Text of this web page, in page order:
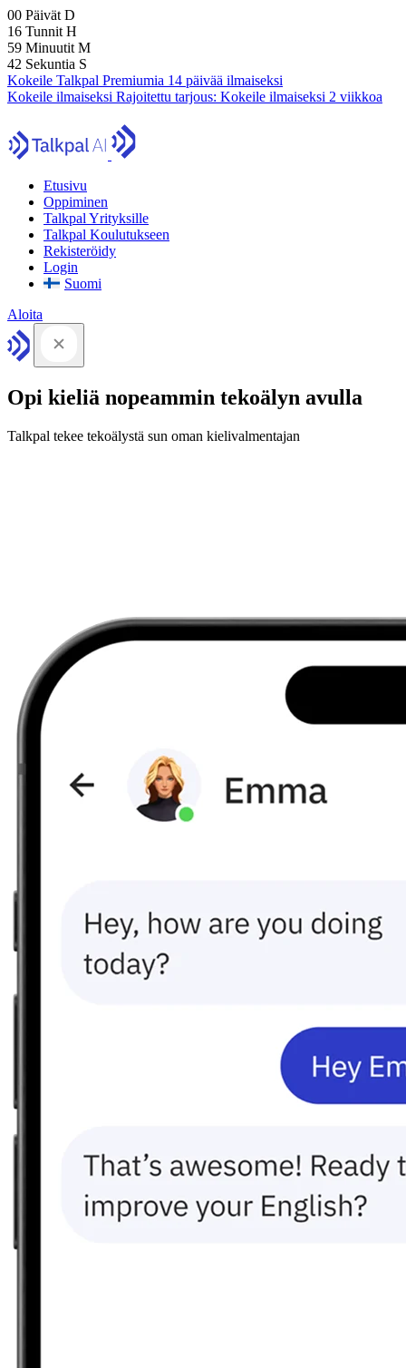
00 Päivät D
16 Tunnit H
59 Minuutit M
41 Sekuntia S
Kokeile Talkpal Premiumia 14 päivää ilmaiseksi
Kokeile ilmaiseksi Rajoitettu tarjous: Kokeile ilmaiseksi 2 viikkoa
Etusivu
Oppiminen
Talkpal Yrityksille
Talkpal Koulutukseen
Rekisteröidy
Login
Suomi
Aloita
Opi kieliä nopeammin tekoälyn avulla
Talkpal tekee tekoälystä sun oman kielivalmentajan